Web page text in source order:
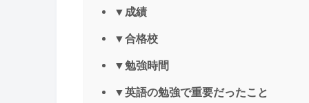
▼成績
▼合格校
▼勉強時間
▼英語の勉強で重要だったこと